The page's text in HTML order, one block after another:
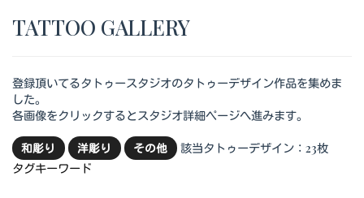
TATTOO GALLERY
登録頂いてるタトゥースタジオのタトゥーデザイン作品を集めま
した。
各画像をクリックするとスタジオ詳細ページへ進みます。
和彫り 洋彫り その他
該当タトゥーデザイン：23枚
タグキーワード